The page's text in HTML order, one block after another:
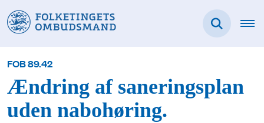
FOB 89.42
Ændring af saneringsplan
uden nabohøring.